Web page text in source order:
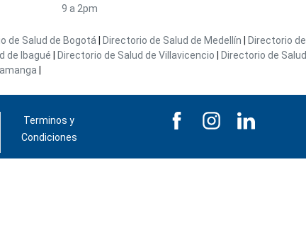
9 a 2pm
de Salud de Bogotá Directorio de Salud de Medellín
Directorio de
de Ibagué Directorio de Salud de Villavicencio
Directorio de Salud
Terminos y
Condiciones